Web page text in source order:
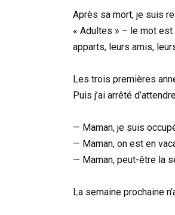
Après sa mort, je suis
« Adultes » – le mot
apparts, leurs amis,
Les trois premières
Puis j’ai arrêté
— Maman, je suis
— Maman, on est en
— Maman, peut-être la
La semaine prochaine